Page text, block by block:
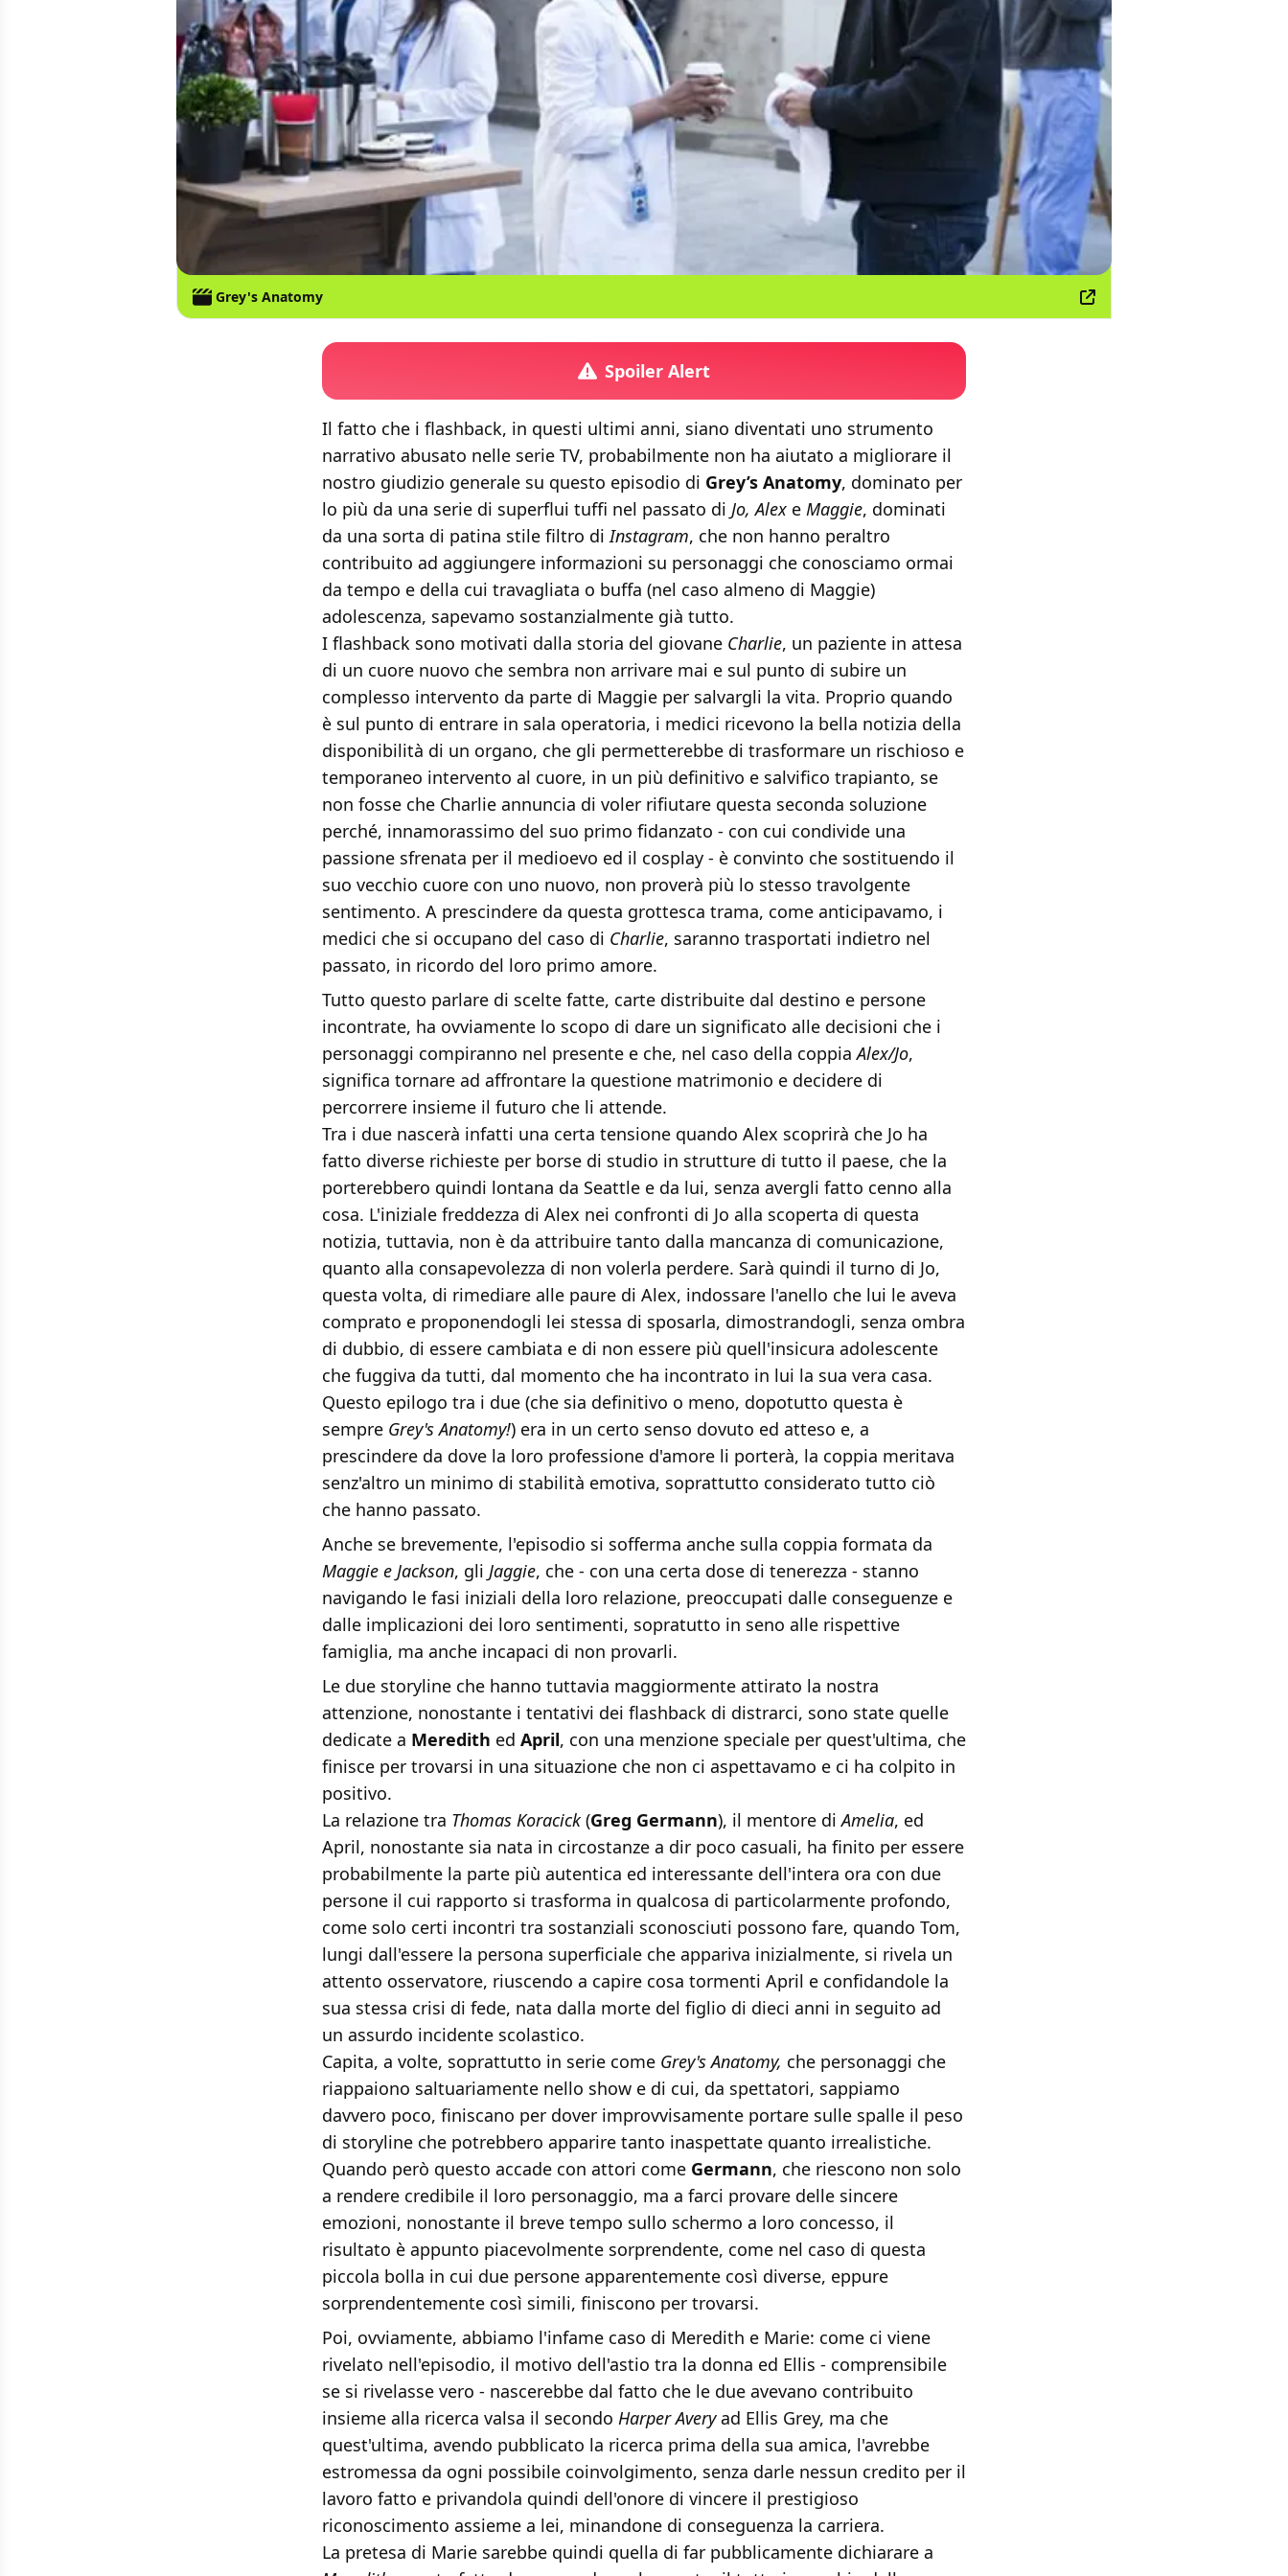
Grey's Anatomy
Spoiler Alert
Il fatto che i flashback, in questi ultimi anni, siano diventati uno strumento
narrativo abusato nelle serie TV, probabilmente non ha aiutato a migliorare il
nostro giudizio generale su questo episodio di Grey’s Anatomy, dominato per
lo più da una serie di superflui tuffi nel passato di Jo, Alex e Maggie, dominati
da una sorta di patina stile filtro diInstagram, che non hanno peraltro
contribuito ad aggiungere informazioni su personaggi che conosciamo ormai
da tempo e della cui travagliata o buffa (nel caso almeno di Maggie)
adolescenza, sapevamo sostanzialmente già tutto.
I flashback sono motivati dalla storia del giovane Charlie, un paziente in attesa
di un cuore nuovo che sembra non arrivare mai e sul punto di subire un
complesso intervento da parte di Maggie per salvargli la vita. Proprio quando
è sul punto di entrare in sala operatoria, i medici ricevono la bella notizia della
disponibilità di un organo, che gli permetterebbe di trasformare un rischioso e
temporaneo intervento al cuore, in un più definitivo e salvifico trapianto, se
non fosse che Charlie annuncia di voler rifiutare questa seconda soluzione
perché, innamorassimo del suo primo fidanzato - con cui condivide una
passione sfrenata per il medioevo ed il cosplay - è convinto che sostituendo il
suo vecchio cuore con uno nuovo, non proverà più lo stesso travolgente
sentimento. A prescindere da questa grottesca trama, come anticipavamo, i
medici che si occupano del caso di Charlie, saranno trasportati indietro nel
passato, in ricordo del loro primo amore.
Tutto questo parlare di scelte fatte, carte distribuite dal destino e persone
incontrate, ha ovviamente lo scopo di dare un significato alle decisioni che i
personaggi compiranno nel presente e che, nel caso della coppiaAlex/Jo,
significa tornare ad affrontare la questione matrimonio e decidere di
percorrere insieme il futuro che li attende.
Tra i due nascerà infatti una certa tensione quando Alex scoprirà che Jo ha
fatto diverse richieste per borse di studio in strutture di tutto il paese, che la
porterebbero quindi lontana da Seattle e da lui, senza avergli fatto cenno alla
cosa. L'iniziale freddezza di Alex nei confronti di Jo alla scoperta di questa
notizia, tuttavia, non è da attribuire tanto dalla mancanza di comunicazione,
quanto alla consapevolezza di non volerla perdere. Sarà quindi il turno di Jo,
questa volta, di rimediare alle paure di Alex, indossare l'anello che lui le aveva
comprato e proponendogli lei stessa di sposarla, dimostrandogli, senza ombra
di dubbio, di essere cambiata e di non essere più quell'insicura adolescente
che fuggiva da tutti, dal momento che ha incontrato in lui la sua vera casa.
Questo epilogo tra i due (che sia definitivo o meno, dopotutto questa è
sempre Grey's Anatomy!) era in un certo senso dovuto ed atteso e, a
prescindere da dove la loro professione d'amore li porterà, la coppia meritava
senz'altro un minimo di stabilità emotiva, soprattutto considerato tutto ciò
che hanno passato.
Anche se brevemente, l'episodio si sofferma anche sulla coppia formata da
Maggie e Jackson, gli Jaggie, che - con una certa dose di tenerezza - stanno
navigando le fasi iniziali della loro relazione, preoccupati dalle conseguenze e
dalle implicazioni dei loro sentimenti, sopratutto in seno alle rispettive
famiglia, ma anche incapaci di non provarli.
Le due storyline che hanno tuttavia maggiormente attirato la nostra
attenzione, nonostante i tentativi dei flashback di distrarci, sono state quelle
dedicate a Meredith ed April, con una menzione speciale per quest'ultima, che
finisce per trovarsi in una situazione che non ci aspettavamo e ci ha colpito in
positivo.
La relazione tra Thomas Koracick(Greg Germann), il mentore diAmelia, ed
April, nonostante sia nata in circostanze a dir poco casuali, ha finito per essere
probabilmente la parte più autentica ed interessante dell'intera ora con due
persone il cui rapporto si trasforma in qualcosa di particolarmente profondo,
come solo certi incontri tra sostanziali sconosciuti possono fare, quando Tom,
lungi dall'essere la persona superficiale che appariva inizialmente, si rivela un
attento osservatore, riuscendo a capire cosa tormenti April e confidandole la
sua stessa crisi di fede, nata dalla morte del figlio di dieci anni in seguito ad
un assurdo incidente scolastico.
Capita, a volte, soprattutto in serie come Grey's Anatomy, che personaggi che
riappaiono saltuariamente nello show e di cui, da spettatori, sappiamo
davvero poco, finiscano per dover improvvisamente portare sulle spalle il peso
di storyline che potrebbero apparire tanto inaspettate quanto irrealistiche.
Quando però questo accade con attori come Germann, che riescono non solo
a rendere credibile il loro personaggio, ma a farci provare delle sincere
emozioni, nonostante il breve tempo sullo schermo a loro concesso, il
risultato è appunto piacevolmente sorprendente, come nel caso di questa
piccola bolla in cui due persone apparentemente così diverse, eppure
sorprendentemente così simili, finiscono per trovarsi.
Poi, ovviamente, abbiamo l'infame caso di Meredith e Marie: come ci viene
rivelato nell'episodio, il motivo dell'astio tra la donna ed Ellis - comprensibile
se si rivelasse vero - nascerebbe dal fatto che le due avevano contribuito
insieme alla ricerca valsa il secondo Harper Averyad Ellis Grey, ma che
quest'ultima, avendo pubblicato la ricerca prima della sua amica, l'avrebbe
estromessa da ogni possibile coinvolgimento, senza darle nessun credito per il
lavoro fatto e privandola quindi dell'onore di vincere il prestigioso
riconoscimento assieme a lei, minandone di conseguenza la carriera.
La pretesa di Marie sarebbe quindi quella di far pubblicamente dichiarare a